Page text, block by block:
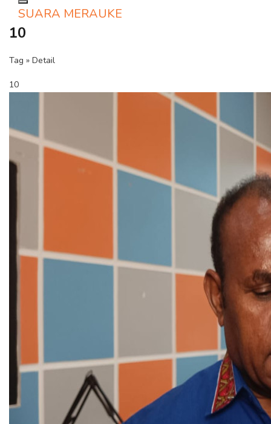
Toggle navigation
SUARA MERAUKE
10
Tag » Detail
10